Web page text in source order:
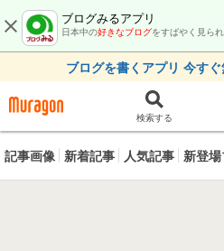
ブログみるアプリ
日本中の好きなブログをすばやく見ら
ブログを書くアプリ 今す
検索する
記事画像 新着記事 人気記事 新登